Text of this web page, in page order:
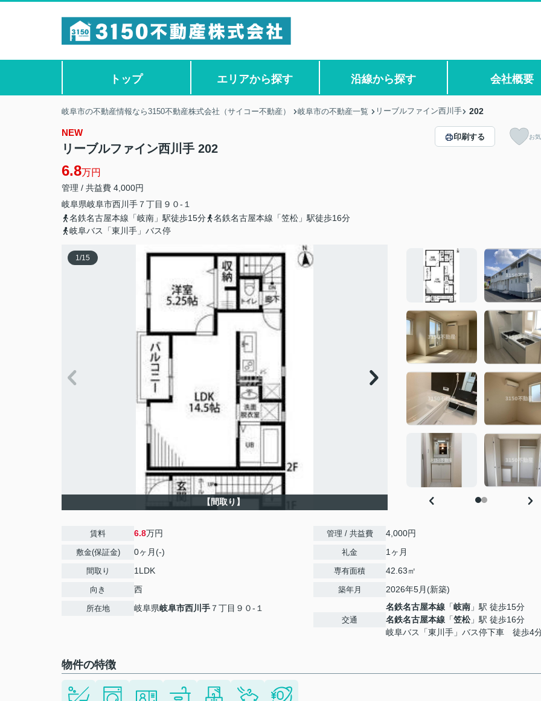
トップ エリアから探す 沿線から探す 会社概要
岐阜市の不動産情報なら3150不動産株式会社（サイコー不動産） 岐阜市の不動産一覧 リーブルファイン西川手 202
NEW
リーブルファイン西川手 202
6.8万円
管理 / 共益費 4,000円
岐阜県岐阜市西川手 ７丁目９０-１
名鉄名古屋本線「岐南」駅徒歩15分
名鉄名古屋本線「笠松」駅徒歩16分
岐阜バス「東川手」バス停
印刷する お
1/15
【間取り】
賃料 6.8万円
敷金(保証金) 0ヶ月(-)
間取り 1LDK
向き 西
所在地 岐阜県岐阜市西川手 ７丁目９０-１
管理 / 共益費 4,000円
礼金 1ヶ月
専有面積 42.63㎡
築年月 2026年5月(新築)
交通
名鉄名古屋本線 「岐南 」駅 徒歩15分
名鉄名古屋本線 「笠松」駅 徒歩16分
岐阜バス「東川手」バス停下車 徒歩4
物件の特徴